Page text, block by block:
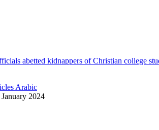
abetted kidnappers of Christian college
Arabic
2024